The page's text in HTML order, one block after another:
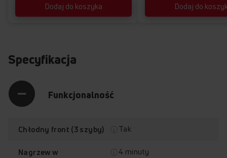
Dodaj do koszyka Dodaj do
Specyfikacja
Funkcjonalność
Chłodny front (3 szyby) Tak
Nagrzew w 4 minuty